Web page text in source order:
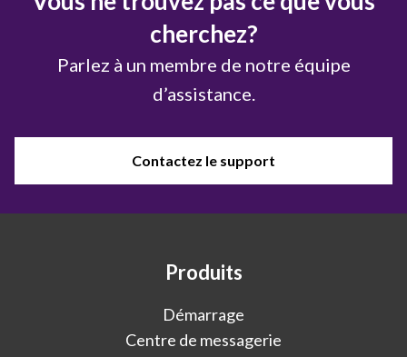
cherchez?
Parlez à un membre de notre équipe
d’assistance.
Contactez le support
Produits
Démarrage
Centre de messagerie